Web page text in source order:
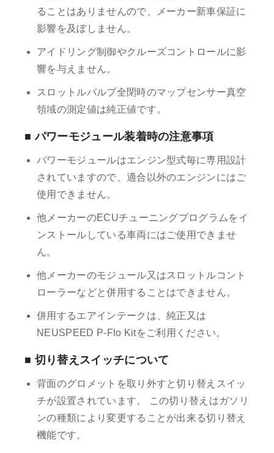
ることはありませんので、メーカー新車保証に
影響を及ぼしません。
アイドリング制御やクルーズコントロールに影
響を与えません。
スロットルバルブ全閉時のマップセンサー真空
領域の測定値は純正値です。
■ パワーモジュール装着時の注意事項
パワーモジュールはエンジン型式毎に専用設計
されていますので、適合以外のエンジンにはご
使用できません。
他メーカーのECUチューニングプログラムをイ
ンストールしている車両にはご使用できませ
ん。
他メーカーのモジュール又はスロットルコント
ローラーなどと併用することはできません。
併用するエアインテークは、純正又は
NEUSPEED P-Flo Kitをご利用ください。
■ 切り替えスイッチについて
背面のグロメットを取り外すと切り替えスイッ
チが設置されています。 この切り替えはガソリ
ンの種類により変更することが出来る切り替え
機能です。